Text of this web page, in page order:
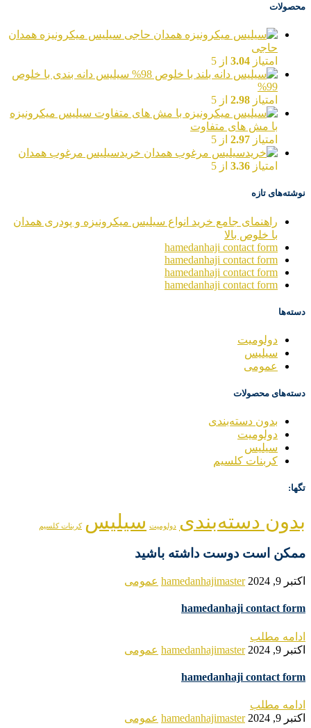
محصولات
سیلیس میکرونیزه همدان
حاجی
امتیاز 3.04 از 5
سیلیس دانه بندی با خلوص
99%
امتیاز 2.98 از 5
سیلیس میکرونیزه
با مش های متفاوت
امتیاز 2.97 از 5
خریدسیلیس مرغوب همدان
امتیاز 3.36 از 5
نوشته‌های تازه
راهنمای جامع خرید انواع سیلیس میکرونیزه و پودری همدان
با خلوص بالا
hamedanhaji contact form
hamedanhaji contact form
hamedanhaji contact form
hamedanhaji contact form
دسته‌ها
دولومیت
سیلیس
عمومی
دسته‌های محصولات
بدون دسته‌بندی
دولومیت
سیلیس
کربنات کلسیم
تگها:
بدون دسته‌بندی دولومیت سیلیس کربنات کلسیم
ممکن است دوست داشته باشید
اکتبر 9, 2024 hamedanhajimaster عمومی
hamedanhaji contact form
ادامه مطلب
اکتبر 9, 2024
hamedanhajimaster عمومی
hamedanhaji contact form
ادامه مطلب
اکتبر 9, 2024
hamedanhajimaster عمومی